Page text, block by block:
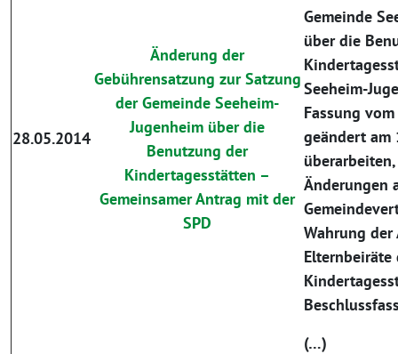
28.05.2014
Änderung der
Gebührensatzung zur Satzung
der Gemeinde Seeheim-
Jugenheim über die
Benutzung der
Kindertagesstätten –
Gemeinsamer Antrag mit der
SPD
Gemeinde
über die
Seeheim-
Fassung
geändert am
Änderungen
Wahrung
Elternbeiräte
(…)